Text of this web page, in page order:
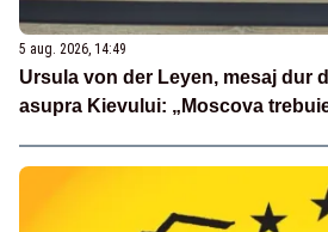
5 aug. 2026, 14:49
Ursula von der Leyen, mesaj dur
asupra Kievului: „Moscova